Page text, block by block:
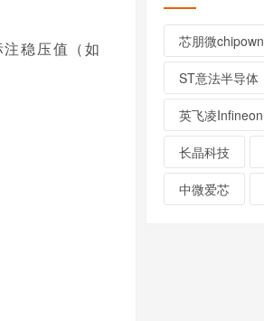
注稳压值（如
芯朋微chipown
ST意法半导体
英飞凌Infineon
长晶科技
中微爱芯